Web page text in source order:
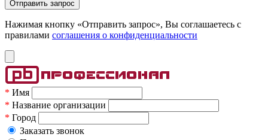
Нажимая кнопку «Отправить запрос», Вы соглашаетесь c
правилами соглашения о конфиденциальности
* Имя
* Название организации
* Город
Заказать звонок